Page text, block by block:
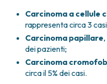
PNEUMOLOGIA
PSICOLOGIA
TERAPIA DEL
ALTRE CONSULENZE
RICERCA CLINICA
RICERCA CLINICA E
Carcinoma a cellule
rappresenta circa 3
Carcinoma papillare
dei pazienti;
Carcinoma
circa il 5% dei casi.